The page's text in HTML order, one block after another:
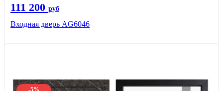
111 200 руб
Входная дверь AG6046